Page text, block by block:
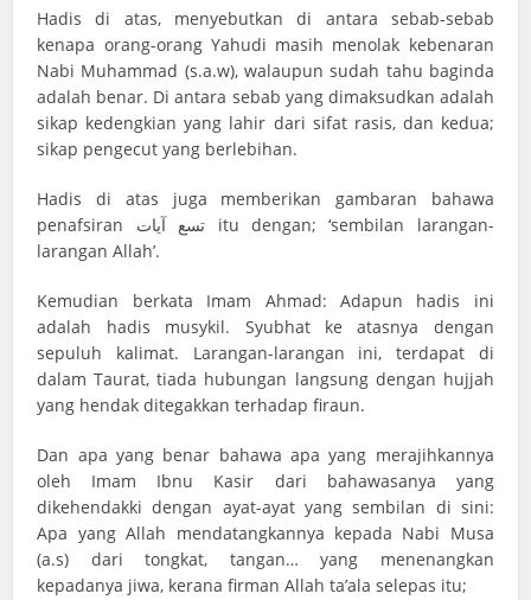
Hadis di atas, menyebutkan di antara sebab-sebab
kenapa orang-orang Yahudi masih menolak kebenaran
Nabi Muhammad (s.a.w), walaupun sudah tahu baginda
adalah benar. Di antara sebab yang dimaksudkan adalah
sikap kedengkian yang lahir dari sifat rasis, dan kedua;
sikap pengecut yang berlebihan.
Hadis di atas juga memberikan gambaran bahawa
penafsiran تسع آيات itu dengan; ‘sembilan larangan-
larangan Allah’.
Kemudian berkata Imam Ahmad: Adapun hadis ini
adalah hadis musykil. Syubhat ke atasnya dengan
sepuluh kalimat. Larangan-larangan ini, terdapat di
dalam Taurat, tiada hubungan langsung dengan hujjah
yang hendak ditegakkan terhadap firaun.
Dan apa yang benar bahawa apa yang merajihkannya
oleh Imam Ibnu Kasir dari bahawasanya yang
dikehendakki dengan ayat-ayat yang sembilan di sini:
Apa yang Allah mendatangkannya kepada Nabi Musa
(a.s) dari tongkat, tangan… yang menenangkan
kepadanya jiwa, kerana firman Allah ta’ala selepas itu;